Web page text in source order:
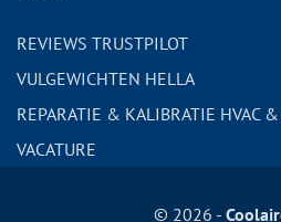
REVIEWS TRUSTPILOT
VULGEWICHTEN HELLA
REPARATIE & KALIBRATIE HVAC
VACATURE
© 2026 -